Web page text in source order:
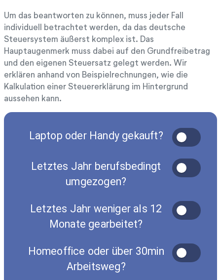
Um das beantworten zu können, muss jeder Fall
individuell betrachtet werden, da das deutsche
Steuersystem äußerst komplex ist. Das
Hauptaugenmerk muss dabei auf den Grundfreibetrag
und den eigenen Steuersatz gelegt werden. Wir
erklären anhand von Beispielrechnungen, wie die
Kalkulation einer Steuererklärung im Hintergrund
aussehen kann.
Laptop oder Handy gekauft?
Letztes Jahr berufsbedingt
umgezogen?
Letztes Jahr weniger als 12
Monate gearbeitet?
Homeoffice oder über 30min
Arbeitsweg?